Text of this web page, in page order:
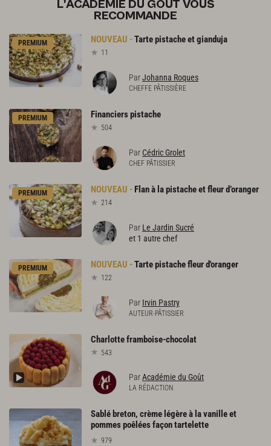
L'ACADÉMIE DU GOÛT VOUS
RECOMMANDE
PREMIUM Tartepistacheetgianduja
11
ParJohanna Roques
CHEFFE PÂTISSIÈRE
PREMIUM Financierspistache
504
Par Cédric Grolet
CHEF PÂTISSIER
PREMIUM Flanà lapistacheetfleurd’oranger
214
Par Le Jardin Sucré
et 1 autre chef
PREMIUM Tartepistachefleurd'oranger
122
Par Irvin Pastry
AUTEUR-PÂTISSIER
Charlotteframboise-chocolat
543
ParAcadémie du Goût
LA RÉDACTION
Sablé breton, crème légère à la vanille et
pommes poêlées façon tartelette
979